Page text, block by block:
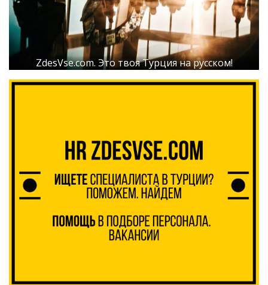
ZdesVse.com. Это твоя Турция на русском!